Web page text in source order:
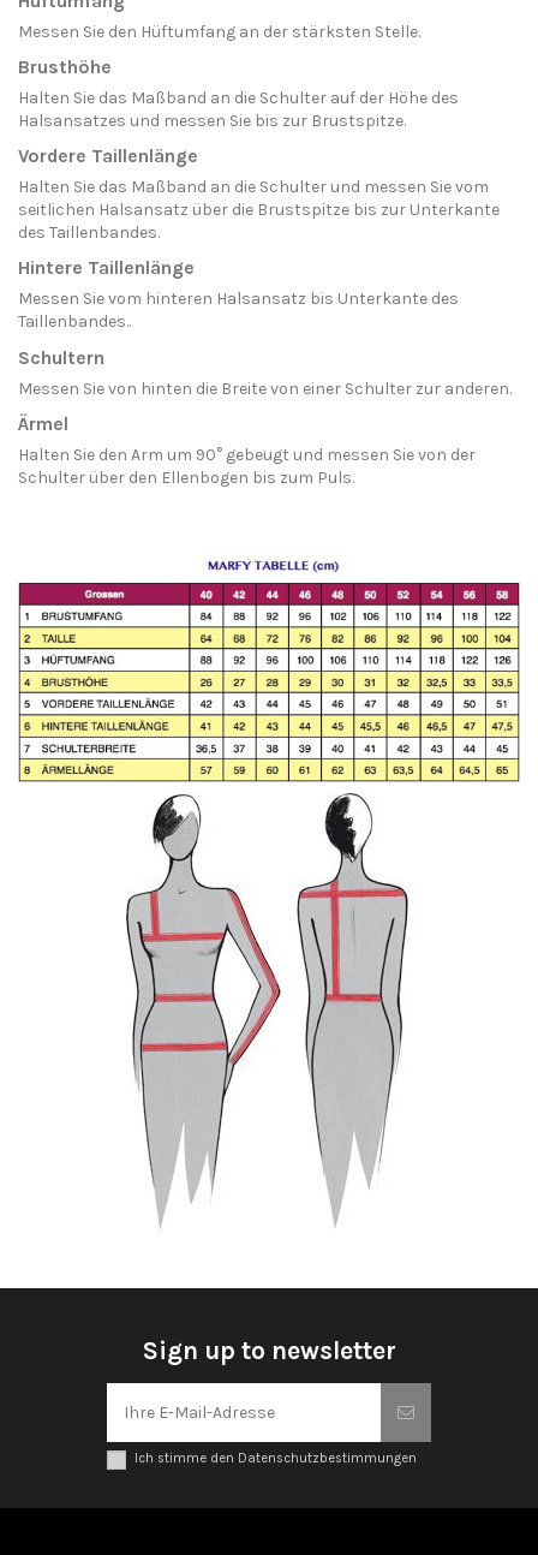
Messen Sie den Hüftumfang an der stärksten Stelle.
Brusthöhe
Halten Sie das Maßband an die Schulter auf der Höhe des
Halsansatzes und messen Sie bis zur Brustspitze.
Vordere Taillenlänge
Halten Sie das Maßband an die Schulter und messen Sie vom
seitlichen Halsansatz über die Brustspitze bis zur Unterkante
des Taillenbandes.
Hintere Taillenlänge
Messen Sie vom hinteren Halsansatz bis Unterkante des
Taillenbandes..
Schultern
Messen Sie von hinten die Breite von einer Schulter zur anderen.
Ärmel
Halten Sie den Arm um 90° gebeugt und messen Sie von der
Schulter über den Ellenbogen bis zum Puls.
Sign up to newsletter
Ich stimme den Datenschutzbestimmungen